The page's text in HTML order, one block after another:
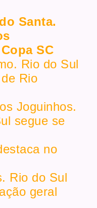
Santa.
SC
Rio do Sul
Rio
Joguinhos.
segue se
no
Rio do Sul
geral